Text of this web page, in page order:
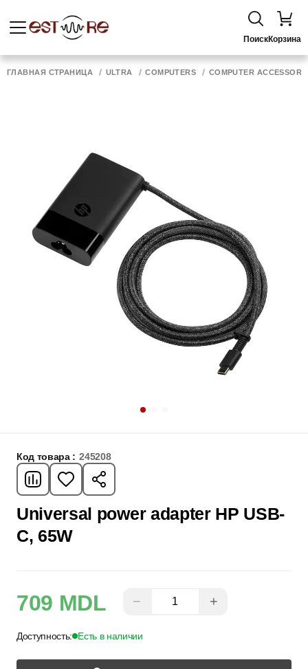
ПоискКорзина
ГЛАВНАЯ СТРАНИЦА ULTRA COMPUTERS COMPUTER
Код товара : 245208
Universal power adapter HP USB-
C, 65W
709 MDL − +
Доступность: Есть в наличии